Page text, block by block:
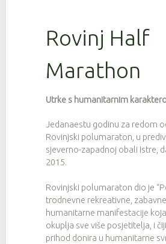
Rovinj Half
Marathon
Utrke s humanitarnim
Jedanaestu godinu za redom
Rovinjski polumaraton, u
sjeverno-zapadnoj obali Istre,
2015.
Rovinjski polumaraton dio je
trodnevne rekreativne,
humanitarne manifestacije
okuplja sve više posjetitelja, i
prihod donira u humanitarne